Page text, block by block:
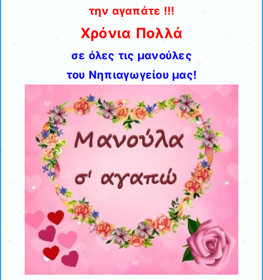
την αγαπάτε !!!
Χρόνια Πολλά
σε όλες τις μανούλες
του Νηπιαγωγείου μας!